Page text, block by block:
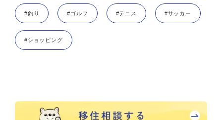
#釣り #ゴルフ #テニス #サッカー
#ショッピング